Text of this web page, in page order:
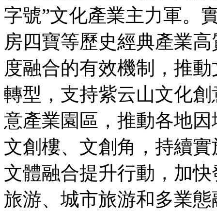
字號”文化產業主力軍。
房四寶等歷史經典產業
度融合的有效機制，推
轉型，支持紫云山文化
意產業園區，推動各地
文創樓、文創角，持續
文體融合提升行動，加
旅游、城市旅游和多業